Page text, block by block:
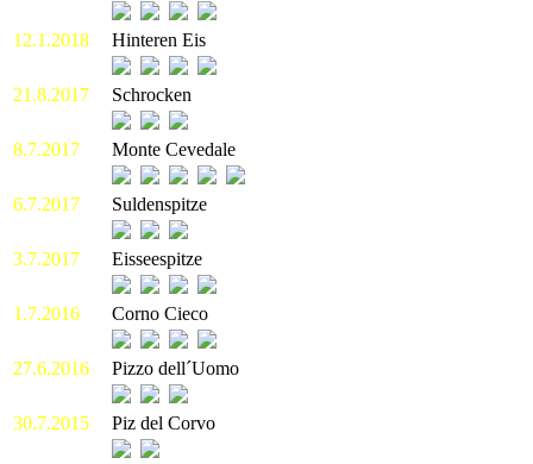
12.1.2018 Hinteren Eis
21.8.2017 Schrocken
8.7.2017 Monte Cevedale
6.7.2017 Suldenspitze
3.7.2017 Eisseespitze
1.7.2016 Corno Cieco
27.6.2016 Pizzo dell´Uomo
30.7.2015 Piz del Corvo